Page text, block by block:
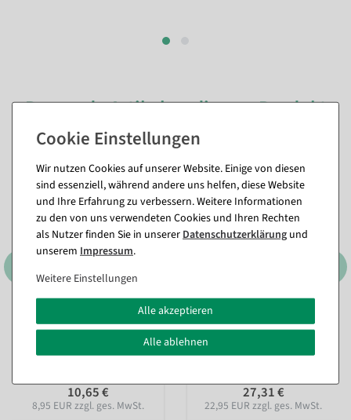
Passende Artikel zu diesem Produkt
(8)
Faltwürfel "Prozent" 10 x 10
Sofort versandfähig.
10,65 €
8,95 EUR zzgl. ges. MwSt.
Faltwürfel "Prozent" 32 x 32
Sofort versandfähig.
27,31 €
22,95 EUR zzgl. ges. MwSt.
Wir nutzen Cookies auf unserer Website. Einige von diesen
sind essenziell, während andere uns helfen, diese Website
und Ihre Erfahrung zu verbessern. Weitere Informationen
zu den von uns verwendeten Cookies und Ihren Rechten
als Nutzer finden Sie in unsererDaten­schutz­erklärung und
unserem Impressum.
Weitere Einstellungen
Alle akzeptieren
Alle ablehnen